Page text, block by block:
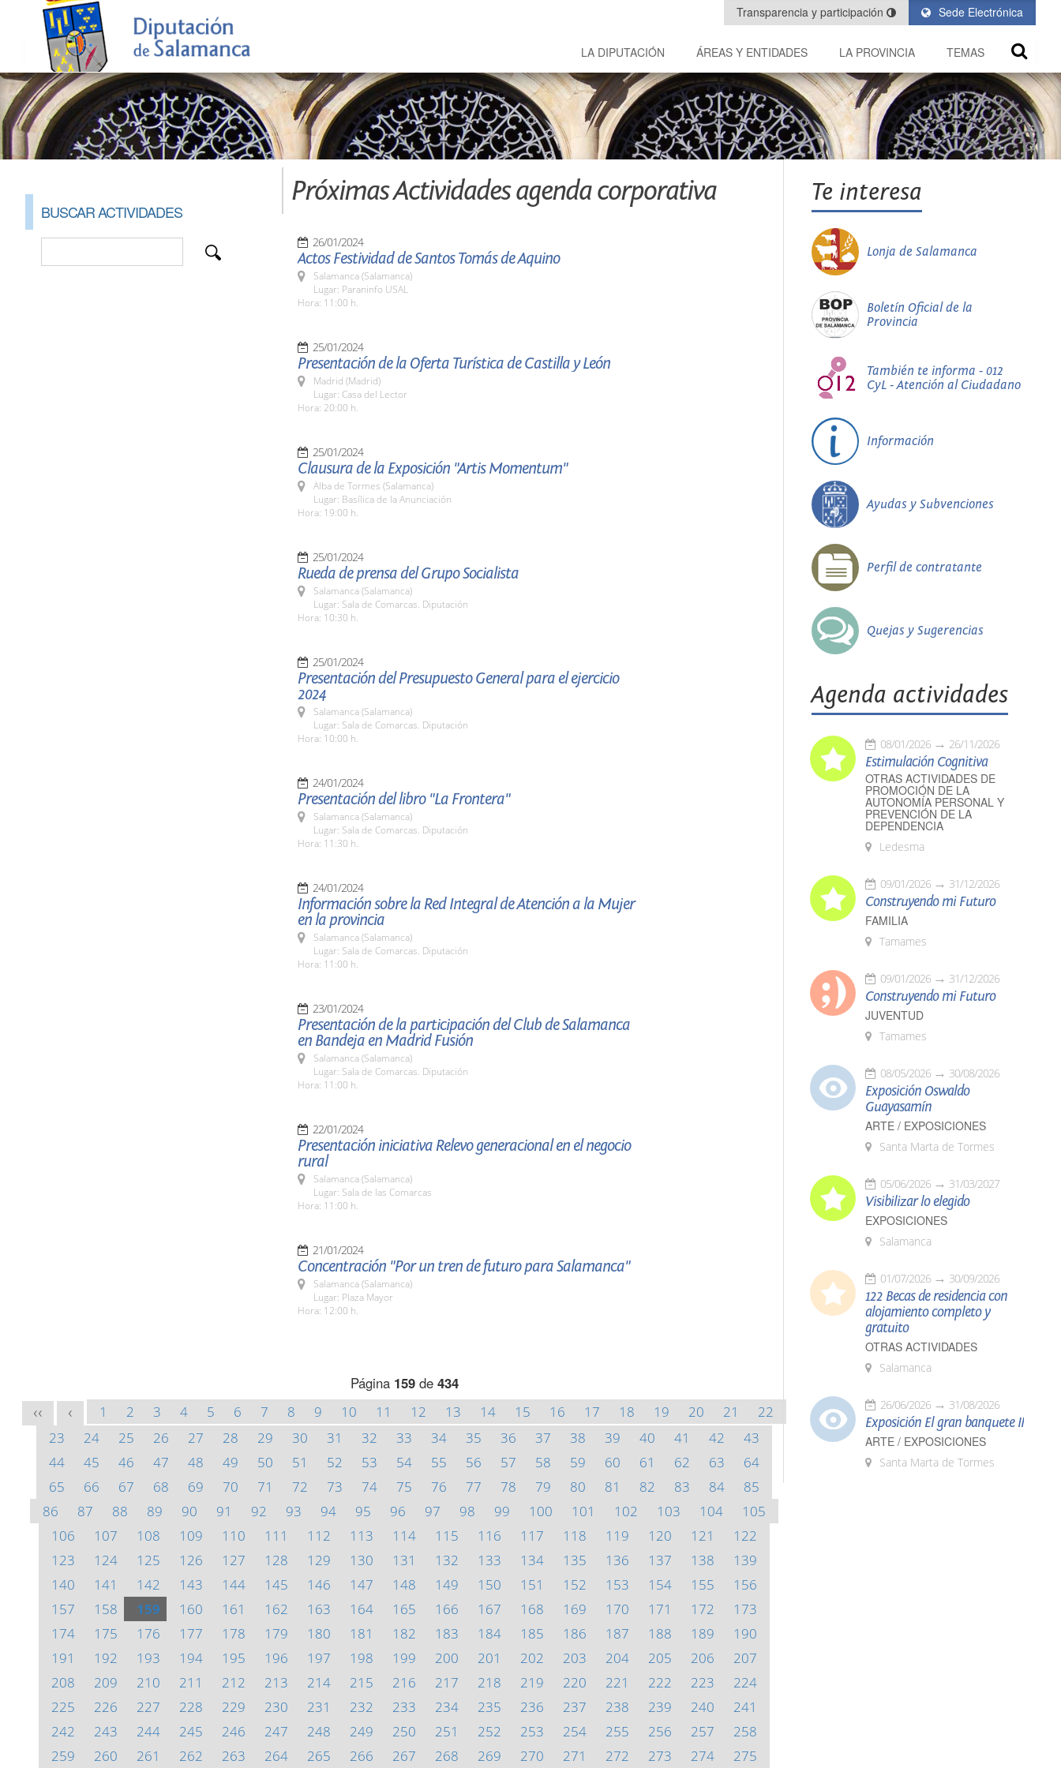
Sede Electrónica
Transparencia y participación
LA DIPUTACIÓN ÁREAS Y ENTIDADES LA PROVINCIA TEMAS
BUSCAR ACTIVIDADES
Próximas Actividades agenda corporativa
26/01/2024
Actos Festividad de Santos Tomás de Aquino
Salamanca (Salamanca)
Lugar: Paraninfo USAL
Hora: 11:00 h.
25/01/2024
Presentación de la Oferta Turística de Castilla y León
Madrid (Madrid)
Lugar: Casa del Lector
Hora: 20:00 h.
25/01/2024
Clausura de la Exposición "Artis Momentum"
Alba de Tormes (Salamanca)
Lugar: Basílica de la Anunciación
Hora: 19:00 h.
25/01/2024
Rueda de prensa del Grupo Socialista
Salamanca (Salamanca)
Lugar: Sala de Comarcas. Diputación
Hora: 10:30 h.
25/01/2024
Presentación del Presupuesto General para el ejercicio
2024
Salamanca (Salamanca)
Lugar: Sala de Comarcas. Diputación
Hora: 10:00 h.
24/01/2024
Presentación del libro "La Frontera"
Salamanca (Salamanca)
Lugar: Sala de Comarcas. Diputación
Hora: 11:30 h.
24/01/2024
Información sobre la Red Integral de Atención a la Mujer
en la provincia
Salamanca (Salamanca)
Lugar: Sala de Comarcas. Diputación
Hora: 11:00 h.
23/01/2024
Presentación de la participación del Club de Salamanca
en Bandeja en Madrid Fusión
Salamanca (Salamanca)
Lugar: Sala de Comarcas. Diputación
Hora: 11:00 h.
22/01/2024
Presentación iniciativa Relevo generacional en el negocio
rural
Salamanca (Salamanca)
Lugar: Sala de las Comarcas
Hora: 11:00 h.
21/01/2024
Concentración "Por un tren de futuro para Salamanca"
Salamanca (Salamanca)
Lugar: Plaza Mayor
Hora: 12:00 h.
Página 159de 434
<< < 1 2 3 4 5 6 7 8 9 10 11 12 13 14 15 16 17 18 19 20 21
22
23
24 25 26 27 28 29 30 31 32 33 34 35 36 37 38 39 40 41 42
43
44
45 46 47 48 49 50 51 52 53 54 55 56 57 58 59 60 61 62 63
64
65
66 67 68 69 70 71 72 73 74 75 76 77 78 79 80 81 82 83 84
85
86
87 88 89 90 91 92 93 94 95 96 97 98 99 100 101 102 103 104
105
106
107 108 109 110 111 112 113 114 115 116 117 118 119 120 121
122
123
124 125 126 127 128 129 130 131 132 133 134 135 136 137 138
139
140
141 142 143 144 145 146 147 148 149 150 151 152 153 154 155
156
157
158 159 160 161 162 163 164 165 166 167 168 169 170 171 172
173
174
175 176 177 178 179 180 181 182 183 184 185 186 187 188 189
190
191
192 193 194 195 196 197 198 199 200 201 202 203 204 205 206
207
208
209 210 211 212 213 214 215 216 217 218 219 220 221 222 223
224
225
226 227 228 229 230 231 232 233 234 235 236 237 238 239 240
241
242
243 244 245 246 247 248 249 250 251 252 253 254 255 256 257
258
259
260 261 262 263 264 265 266 267 268 269 270 271 272 273 274 275
Te interesa
Lonja de Salamanca
Boletín Oficial de la
Provincia
También te informa - 012
CyL - Atención al Ciudadano
Información
Ayudas y Subvenciones
Perfil de contratante
Quejas y Sugerencias
Agenda actividades
08/01/2026 26/11/2026
Estimulación Cognitiva
OTRAS ACTIVIDADES DE
PROMOCIÓN DE LA
AUTONOMÍA PERSONAL Y
PREVENCIÓN DE LA
DEPENDENCIA
Ledesma
09/01/2026 31/12/2026
Construyendo mi Futuro
FAMILIA
Tamames
09/01/2026 31/12/2026
Construyendo mi Futuro
JUVENTUD
Tamames
08/05/2026 30/08/2026
Exposición Oswaldo
Guayasamín
ARTE / EXPOSICIONES
Santa Marta de Tormes
05/06/2026 31/03/2027
Visibilizar lo elegido
EXPOSICIONES
Salamanca
01/07/2026 30/09/2026
122 Becas de residencia con
alojamiento completo y
gratuito
OTRAS ACTIVIDADES
Salamanca
26/06/2026 31/08/2026
Exposición El gran banquete II
ARTE / EXPOSICIONES
Santa Marta de Tormes